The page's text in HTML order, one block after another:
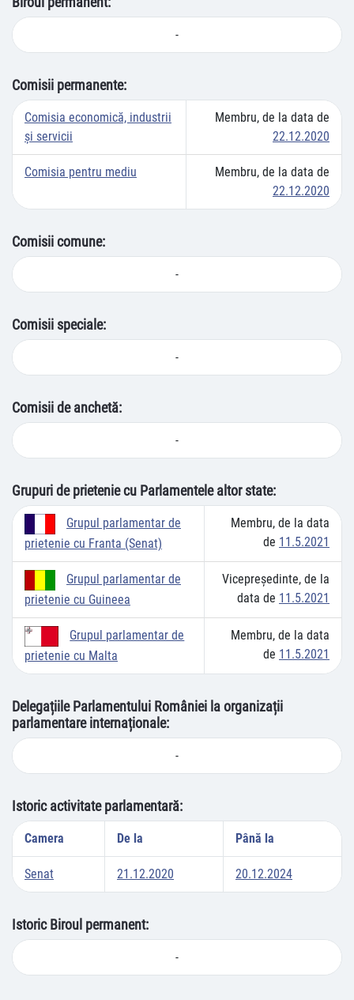
-
Comisii permanente:
Comisia economică, industrii
şi servicii
Membru, de la data de
22.12.2020
Comisia pentru mediu
Membru, de la data de
22.12.2020
Comisii comune:
-
Comisii speciale:
-
Comisii de anchetă:
-
Grupuri de prietenie cu Parlamentele altor state:
Grupul parlamentar de
prietenie cu Franta (Senat)
Membru, de la data
de 11.5.2021
Grupul parlamentar de
prietenie cu Guineea
Vicepreşedinte, de la
data de 11.5.2021
Grupul parlamentar de
prietenie cu Malta
Membru, de la data
de 11.5.2021
Delegațiile Parlamentului României la organizații
parlamentare internaționale:
-
Istoric activitate parlamentară:
Camera De la Până la
Senat 21.12.2020 20.12.2024
Istoric Biroul permanent:
-